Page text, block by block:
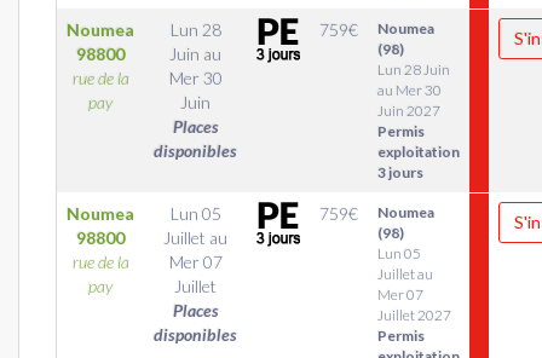
Noumea
98800
rue de la
pay
Lun 28
Juin au
Mer 30
Juin
Places
disponibles
759€
Noumea
(98)
Lun 28 Juin
au Mer 30
Juin 2027
Permis
exploitation
3 jours
Noumea
98800
rue de la
pay
Lun 05
Juillet au
Mer 07
Juillet
Places
disponibles
759€
Noumea
(98)
Lun 05
Juillet au
Mer 07
Juillet 2027
Permis